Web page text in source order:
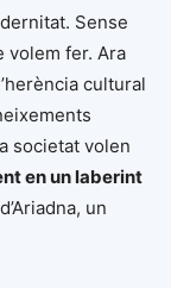
Sense
volem fer. Ara
cultural
societat volen
en un laberint
un